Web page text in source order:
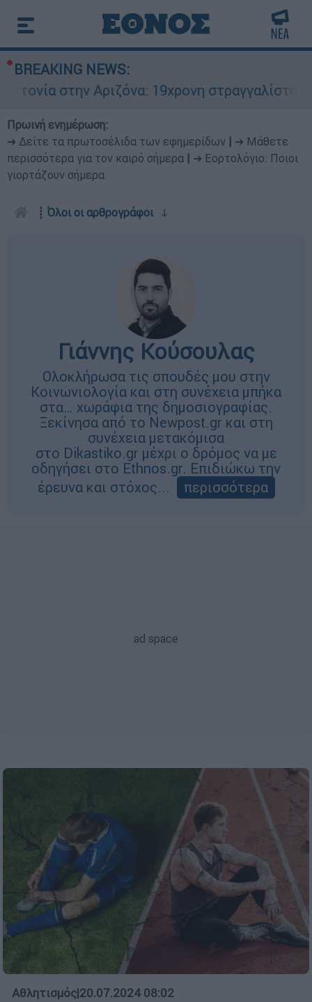
BREAKING NEWS:
19χρονη στραγγαλίστηκε από τον
Πρωινή ενημέρωση:
➔ Δείτε τα πρωτοσέλιδα των εφημερίδων
➔ Μάθετε
περισσότερα για τον καιρό σήμερα
➔ Εορτολόγιο: Ποιοι
γιορτάζουν σήμερα
┋ Όλοι οι αρθρογράφοιↆ
Γιάννης Κούσουλας
Ολοκλήρωσα τις σπουδές μου στην
Κοινωνιολογία και στη συνέχεια μπήκα
στα… χωράφια της δημοσιογραφίας.
Ξεκίνησα από το Newpost.gr και στη
συνέχεια μετακόμισα
στο Dikastiko.gr μέχρι ο δρόμος να με
οδηγήσει στο Ethnos.gr. Επιδιώκω την
έρευνα και στόχος...
περισσότερα
Αθλητισμός|20.07.2024 08:02